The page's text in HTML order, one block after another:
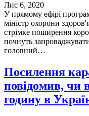
Лис 6, 2020
У прямому ефірі
міністр охорони
стрімке поширення
почнуть
головний…
Посилення
повідомив, чи
годину в